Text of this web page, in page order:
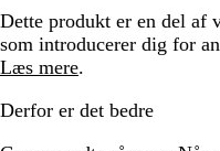
Dette produkt er en del af
som introducerer dig for
Læs mere.
Derfor er det bedre